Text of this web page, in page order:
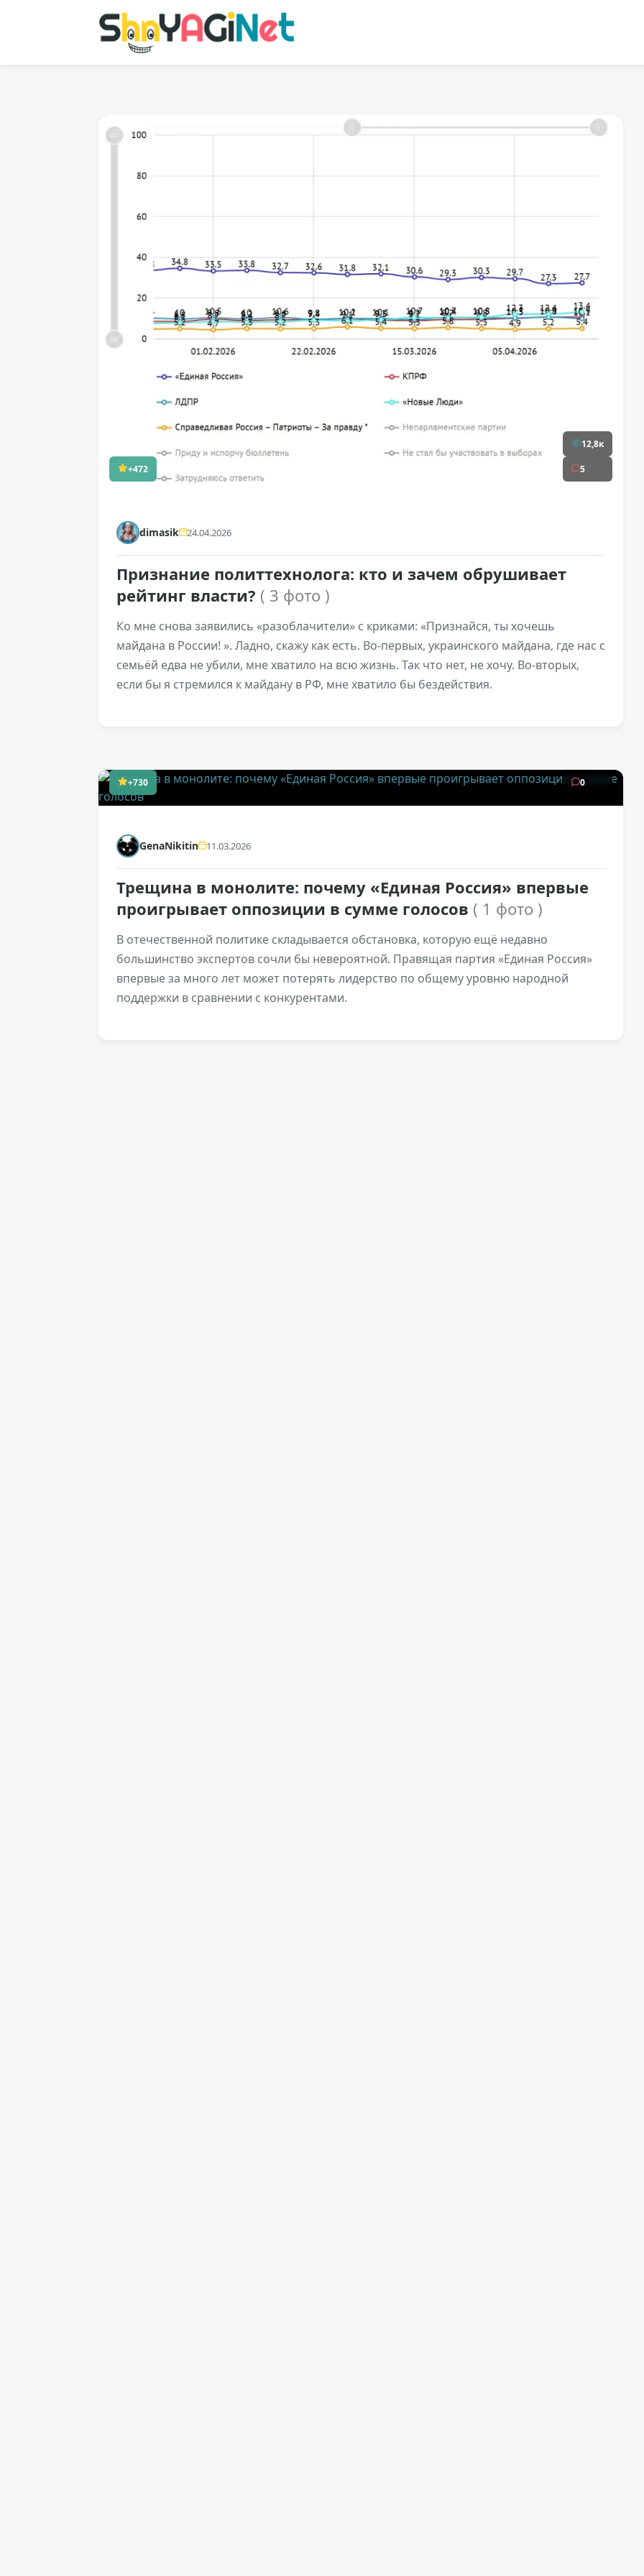
+472
12,8к
5
dimasik 24.04.2026
Признание политтехнолога: кто и зачем обрушивает
рейтинг власти? ( 3 фото )
Ко мне снова заявились «разоблачители» с криками: «Признайся, ты хочешь
майдана в России! ». Ладно, скажу как есть. Во-первых, украинского майдана, где нас с
семьёй едва не убили, мне хватило на всю жизнь. Так что нет, не хочу. Во-вторых,
если бы я стремился к майдану в РФ, мне хватило бы бездействия.
+730 0
GenaNikitin 11.03.2026
Трещина в монолите: почему «Единая Россия» впервые
проигрывает оппозиции в сумме голосов ( 1 фото )
В отечественной политике складывается обстановка, которую ещё недавно
большинство экспертов сочли бы невероятной. Правящая партия «Единая Россия»
впервые за много лет может потерять лидерство по общему уровню народной
поддержки в сравнении с конкурентами.